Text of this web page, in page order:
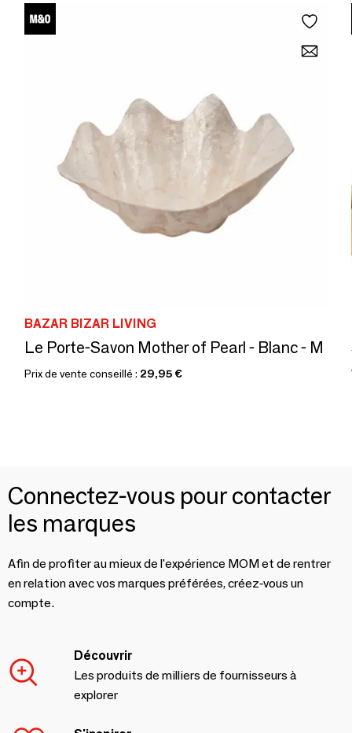
BAZAR BIZAR LIVING
Le Porte-Savon Mother of Pearl - Blanc - M
Prix de vente conseillé : 29,95 €
Connectez-vous pour contacter
les marques
Afin de profiter au mieux de l'expérience MOM et de rentrer
en relation avec vos marques préférées, créez-vous un
compte.
Découvrir
Les produits de milliers de fournisseurs à
explorer